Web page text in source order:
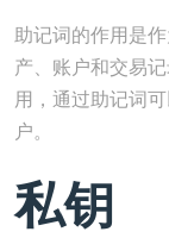
助记词的作用是
产、账户和交易
用，通过助记词
户。
私钥